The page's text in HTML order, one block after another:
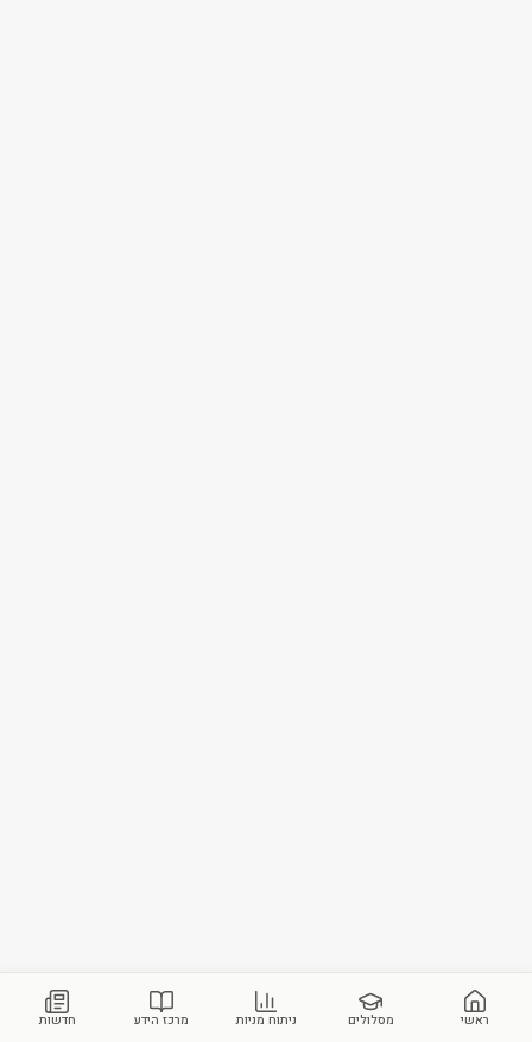
ראשי מסלולים ניתוח מניות מרכז הידע חדשות